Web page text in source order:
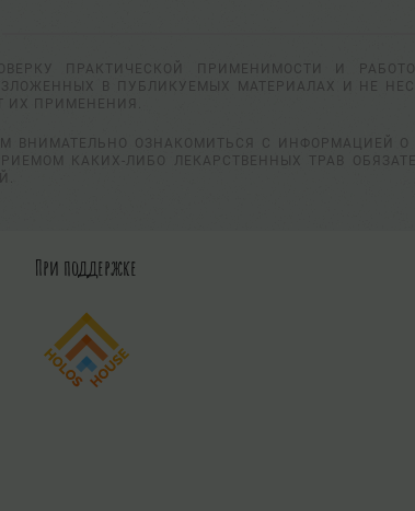
ПРАКТИЧЕСКОЙ ПРИМЕНИМОСТИ И
В ПУБЛИКУЕМЫХ МАТЕРИАЛАХ И НЕ
ИХ ПРИМЕНЕНИЯ.
ВНИМАТЕЛЬНО ОЗНАКОМИТЬСЯ С ИНФОРМАЦИЕЙ О
КАКИХ-ЛИБО ЛЕКАРСТВЕННЫХ ТРАВ
При поддержке